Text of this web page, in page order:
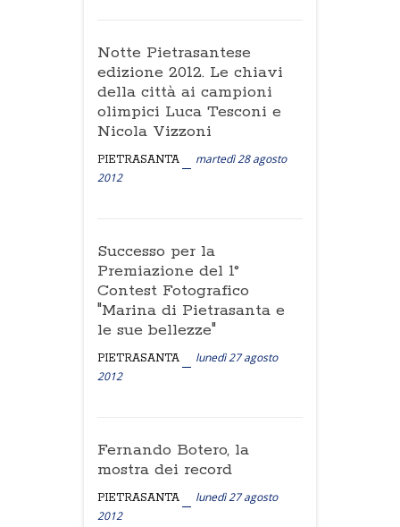
Notte Pietrasantese
edizione 2012. Le chiavi
della città ai campioni
olimpici Luca Tesconi e
Nicola Vizzoni
PIETRASANTA
martedì 28 agosto
2012
Successo per la
Premiazione del 1°
Contest Fotografico
"Marina di Pietrasanta e
le sue bellezze"
PIETRASANTA
lunedì 27 agosto
2012
Fernando Botero, la
mostra dei record
PIETRASANTA
lunedì 27 agosto
2012